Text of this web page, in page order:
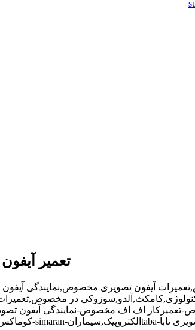
تعمیر
,تعمیرات آیفون تصویری مخصوص,نمایندگی
در
اف اف مخصوص-نمایندگی آیفون